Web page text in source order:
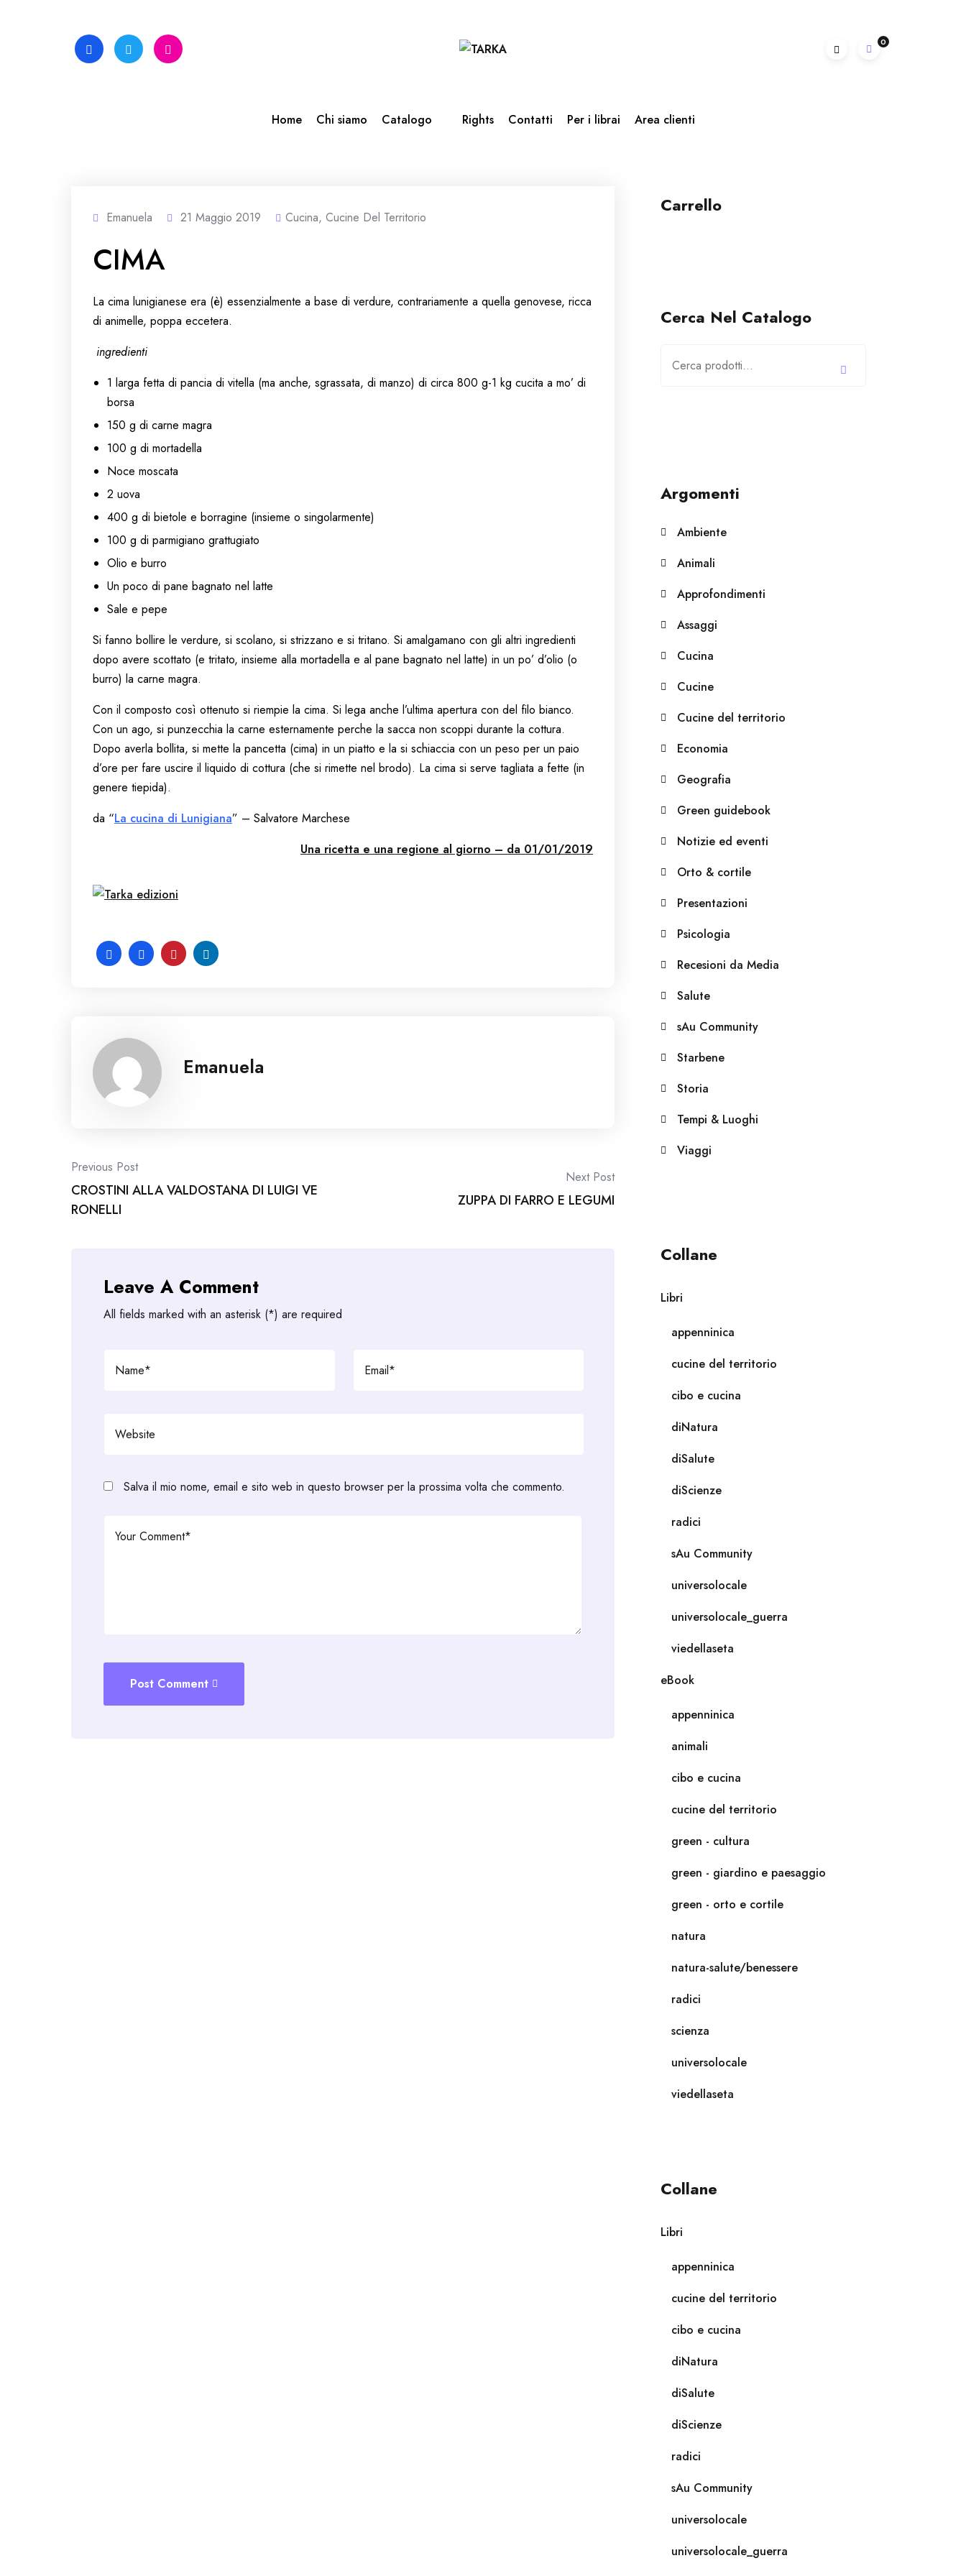
0
Home Chi siamo Catalogo Rights Contatti Per i librai Area clienti
Emanuela 21 Maggio 2019 Cucina, Cucine Del Territorio
CIMA
La cima lunigianese era (è) essenzialmente a base di verdure, contrariamente a quella genovese, ricca
di animelle, poppa eccetera.
ingredienti
1 larga fetta di pancia di vitella (ma anche, sgrassata, di manzo) di circa 800 g-1 kg cucita a mo’ di
borsa
150 g di carne magra
100 g di mortadella
Noce moscata
2 uova
400 g di bietole e borragine (insieme o singolarmente)
100 g di parmigiano grattugiato
Olio e burro
Un poco di pane bagnato nel latte
Sale e pepe
Si fanno bollire le verdure, si scolano, si strizzano e si tritano. Si amalgamano con gli altri ingredienti
dopo avere scottato (e tritato, insieme alla mortadella e al pane bagnato nel latte) in un po’ d’olio (o
burro) la carne magra.
Con il composto così ottenuto si riempie la cima. Si lega anche l’ultima apertura con del filo bianco.
Con un ago, si punzecchia la carne esternamente perche la sacca non scoppi durante la cottura.
Dopo averla bollita, si mette la pancetta (cima) in un piatto e la si schiaccia con un peso per un paio
d’ore per fare uscire il liquido di cottura (che si rimette nel brodo). La cima si serve tagliata a fette (in
genere tiepida).
da “La cucina di Lunigiana” – Salvatore Marchese
Una ricetta e una regione al giorno – da 01/01/2019
Emanuela
Post
navigation
Previous Post
CROSTINI ALLA VALDOSTANA DI LUIGI VE
RONELLI
Next Post
ZUPPA DI FARRO E LEGUMI
Leave A Comment
All fields marked with an asterisk (*) are required
Salva il mio nome, email e sito web in questo browser per la prossima volta che commento.
Post Comment
Carrello
Cerca Nel Catalogo
Argomenti
Ambiente
Animali
Approfondimenti
Assaggi
Cucina
Cucine
Cucine del territorio
Economia
Geografia
Green guidebook
Notizie ed eventi
Orto & cortile
Presentazioni
Psicologia
Recesioni da Media
Salute
sAu Community
Starbene
Storia
Tempi & Luoghi
Viaggi
Collane
Libri
appenninica
cucine del territorio
cibo e cucina
diNatura
diSalute
diScienze
radici
sAu Community
universolocale
universolocale_guerra
viedellaseta
eBook
appenninica
animali
cibo e cucina
cucine del territorio
green - cultura
green - giardino e paesaggio
green - orto e cortile
natura
natura-salute/benessere
radici
scienza
universolocale
viedellaseta
Collane
Libri
appenninica
cucine del territorio
cibo e cucina
diNatura
diSalute
diScienze
radici
sAu Community
universolocale
universolocale_guerra